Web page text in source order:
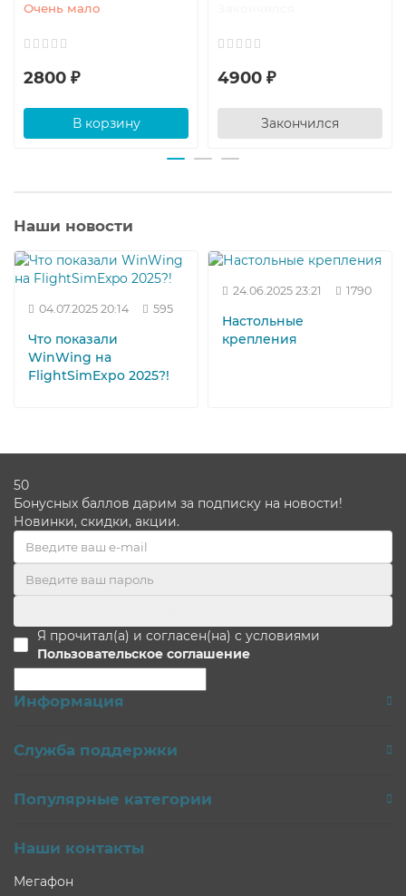
Очень мало
2800 ₽
В корзину
4900 ₽
Закончился
Наши новости
04.07.2025 20:14 595
Что показали
WinWing на
FlightSimExpo 2025?!
24.06.2025 23:21 1790
Настольные
крепления
50
Бонусных баллов дарим за подписку на новости!
Новинки, скидки, акции.
Я прочитал(а) и согласен(на) с условиями
Пользовательское соглашение
Информация
Служба поддержки
Популярные категории
Наши контакты
Мегафон